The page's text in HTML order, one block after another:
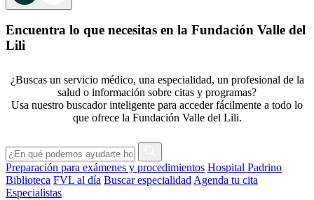
Encuentra lo que necesitas en la Fundación Valle del
Lili
¿Buscas un servicio médico, una especialidad, un profesional de la
salud o información sobre citas y programas?
Usa nuestro buscador inteligente para acceder fácilmente a todo lo
que ofrece la Fundación Valle del Lili.
Preparación para exámenes y procedimientos Hospital Padrino
Biblioteca FVL al día Buscar especialidad Agenda tu cita
Especialistas